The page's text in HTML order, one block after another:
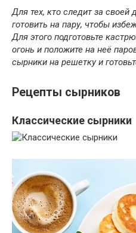
Для тех, кто следит за
готовить на пару, чтобы
Для этого подготовьте
огонь и положите на неё
сырники на решетку и
Рецепты сырников
Классические сырники